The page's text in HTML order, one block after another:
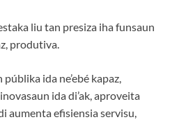
liu tan presiza iha funsaun
produtiva.
ida ne’ebé kapaz,
ida di’ak, aproveita
aumenta efisiensia servisu,